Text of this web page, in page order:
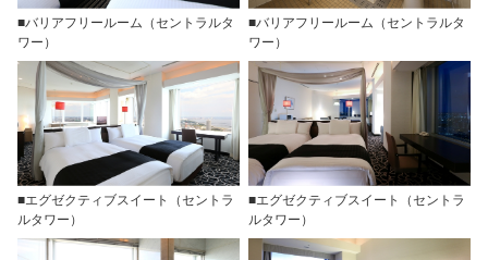
■バリアフリールーム（セントラルタ
ワー）
■バリアフリールーム（セントラルタ
ワー）
■エグゼクティブスイート（セントラ
ルタワー）
■エグゼクティブスイート（セントラ
ルタワー）